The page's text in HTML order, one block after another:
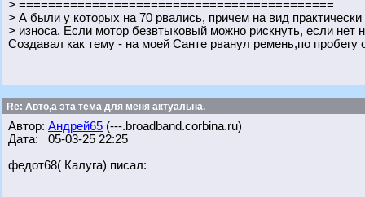
> ===========================================
> А были у которых на 70 рвались, причем на вид
> износа. Если мотор безвтыковый можно рискнуть, если нет
Создавал как тему - на моей Санте рванул ремень,по
Re: Авто,а эта тема для меня актуальна.
Автор: Андрей65 (---.broadband.corbina.ru)
Дата: 05-03-25 22:25
федот68( Калуга) писал: